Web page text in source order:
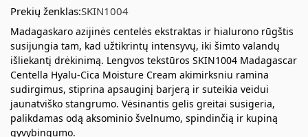
Prekių ženklas:SKIN1004
Madagaskaro azijinės centelės ekstraktas ir hialurono rūgštis
susijungia tam, kad užtikrintų intensyvų, iki šimto valandų
išliekantį drėkinimą. Lengvos tekstūros SKIN1004 Madagascar
Centella Hyalu-Cica Moisture Cream akimirksniu ramina
sudirgimus, stiprina apsauginį barjerą ir suteikia veidui
jaunatviško stangrumo. Vėsinantis gelis greitai susigeria,
palikdamas odą aksominio švelnumo, spindinčią ir kupiną
gyvybingumo.